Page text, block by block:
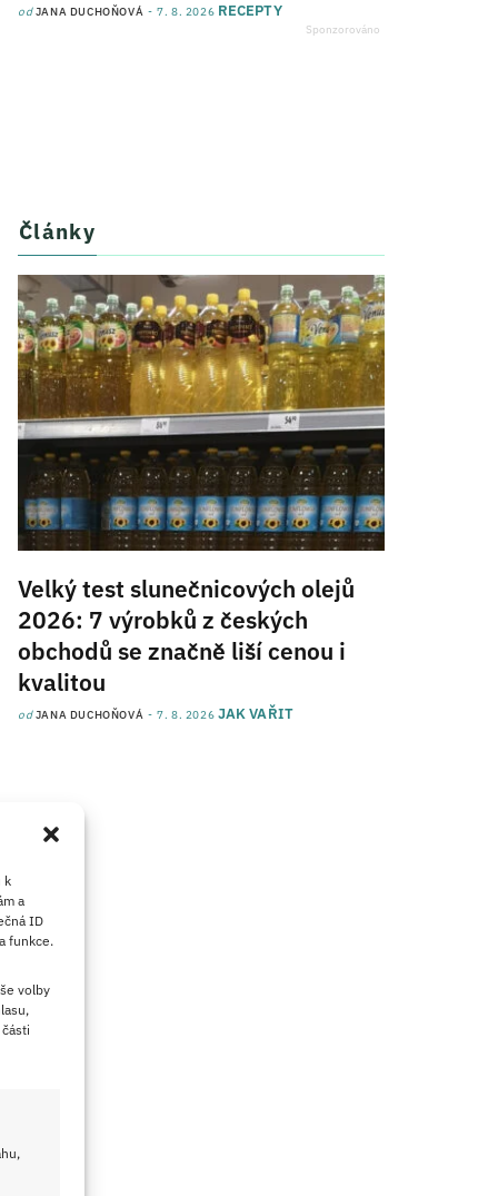
k
a
ID
funkce.
volby
odJANA DUCHOŇOVÁ 7. 8. 2026 RECEPTY
Články
Velký test slunečnicových olejů
2026: 7 výrobků z českých
obchodů se značně liší cenou i
kvalitou
odJANA DUCHOŇOVÁ 7. 8. 2026 JAK VAŘIT